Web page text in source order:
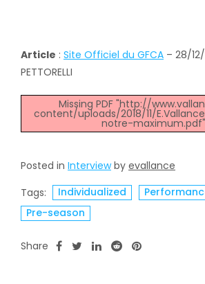
Article : Site Officiel du GFCA – 28/
PETTORELLI
Missing PDF "http://
content/uploads/2018/11/
notre-
Posted in Interviewby evallance
Tags:
Individualized
Pre-season
Share